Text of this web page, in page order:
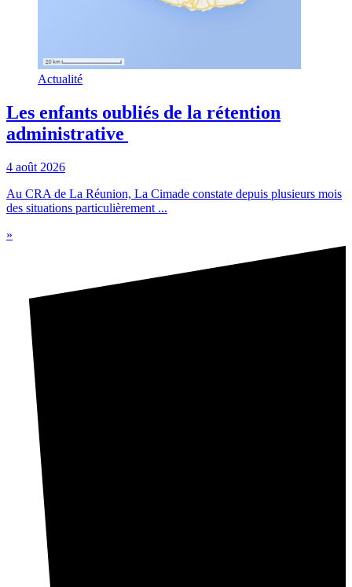
Actualité
Les enfants oubliés de la rétention
administrative
4 août 2026
Au CRA de La Réunion, La Cimade constate depuis plusieurs mois
des situations particulièrement ...
»